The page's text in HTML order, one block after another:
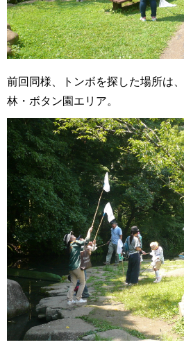
前回同様、トンボを探した場所は
林・ボタン園エリア。